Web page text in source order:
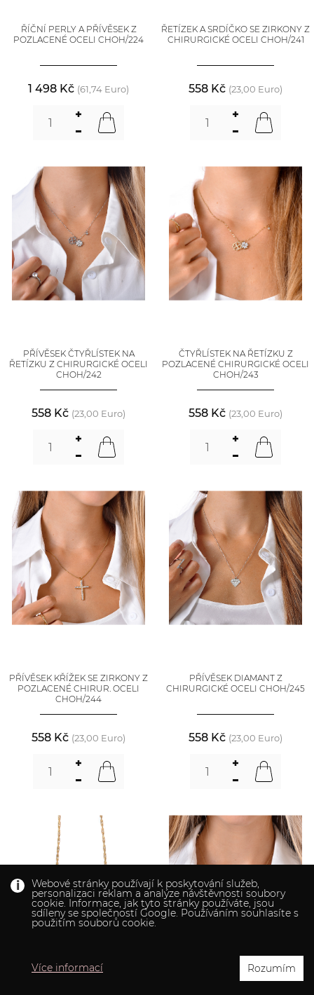
Webové stránky používají k poskytování služeb,
personalizaci reklam a analýze návštěvnosti soubory
cookie. Informace, jak tyto stránky používáte, jsou
sdíleny se společností Google. Používáním souhlasíte s
použitím souborů cookie.
Více informací Rozumím
ŘÍČNÍ PERLY A PŘÍVĚSEK Z
POZLACENÉ OCELI CHOH/224
1 498 Kč (61,74 Euro)
ŘETÍZEK A SRDÍČKO SE ZIRKONY Z
CHIRURGICKÉ OCELI CHOH/241
558 Kč (23,00 Euro)
PŘÍVĚSEK ČTYŘLÍSTEK NA
ŘETÍZKU Z CHIRURGICKÉ OCELI
CHOH/242
558 Kč (23,00 Euro)
ČTYŘLÍSTEK NA ŘETÍZKU Z
POZLACENÉ CHIRURGICKÉ OCELI
CHOH/243
558 Kč (23,00 Euro)
PŘÍVĚSEK KŘÍŽEK SE ZIRKONY Z
POZLACENÉ CHIRUR. OCELI
CHOH/244
558 Kč (23,00 Euro)
PŘÍVĚSEK DIAMANT Z
CHIRURGICKÉ OCELI CHOH/245
558 Kč (23,00 Euro)